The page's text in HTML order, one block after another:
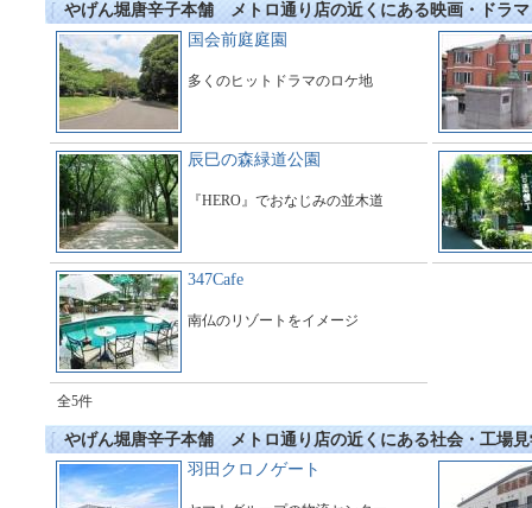
やげん堀唐辛子本舗 メトロ通り店の近くにある映画・ドラマ
国会前庭庭園
多くのヒットドラマのロケ地
辰巳の森緑道公園
『HERO』でおなじみの並木道
347Cafe
南仏のリゾートをイメージ
全5件
やげん堀唐辛子本舗 メトロ通り店の近くにある社会・工場見
羽田クロノゲート